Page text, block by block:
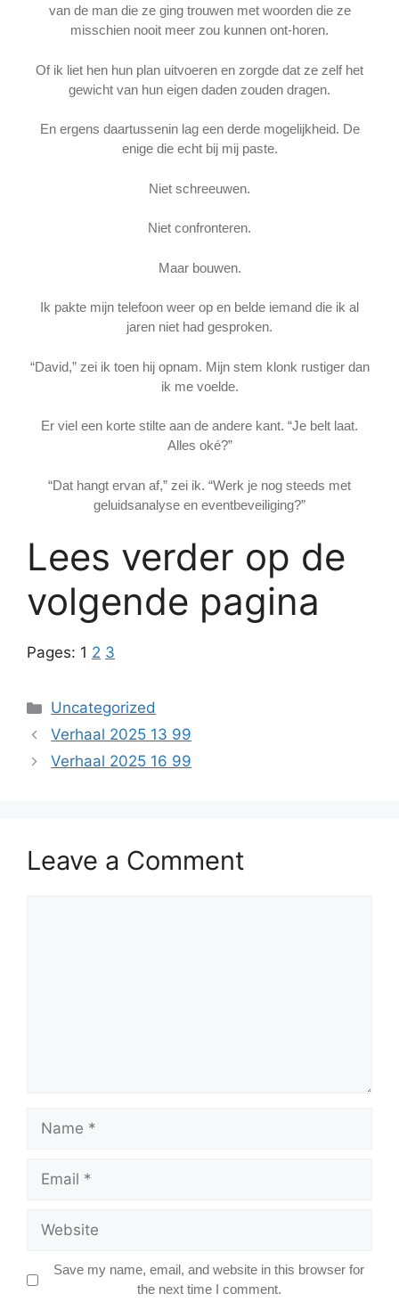
van de man die ze ging trouwen met woorden die ze
misschien nooit meer zou kunnen ont-horen.
Of ik liet hen hun plan uitvoeren en zorgde dat ze zelf het
gewicht van hun eigen daden zouden dragen.
En ergens daartussenin lag een derde mogelijkheid. De
enige die echt bij mij paste.
Niet schreeuwen.
Niet confronteren.
Maar bouwen.
Ik pakte mijn telefoon weer op en belde iemand die ik al
jaren niet had gesproken.
“David,” zei ik toen hij opnam. Mijn stem klonk rustiger dan
ik me voelde.
Er viel een korte stilte aan de andere kant. “Je belt laat.
Alles oké?”
“Dat hangt ervan af,” zei ik. “Werk je nog steeds met
geluidsanalyse en eventbeveiliging?”
Lees verder op de
volgende pagina
Pages: 1 2 3
Categories
Uncategorized
Verhaal 2025 13 99
Verhaal 2025 16 99
Leave a Comment
Name
Email
Website
Save my name, email, and website in this browser for
the next time I comment.